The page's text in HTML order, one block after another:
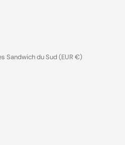
Sandwich du Sud (EUR €)